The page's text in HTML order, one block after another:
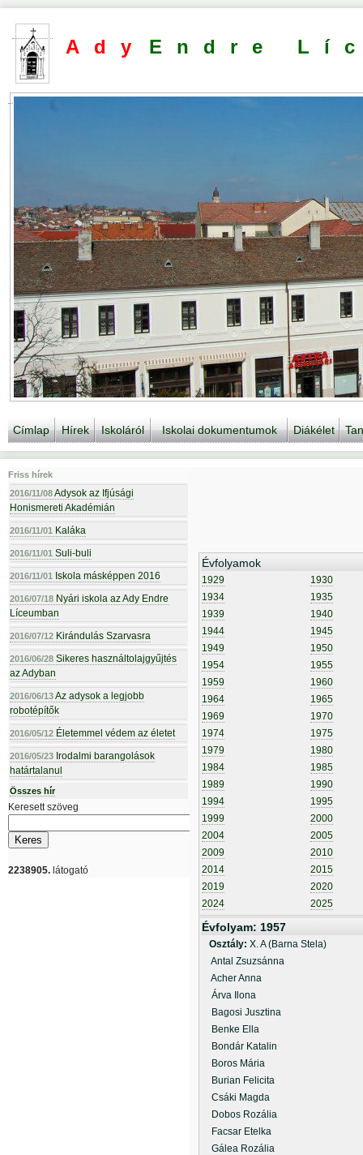
Ady Endre
Címlap Hírek Iskoláról Iskolai dokumentumok Diákélet
Friss hírek
2016/11/08Adysok az Ifjúsági
Honismereti Akadémián
2016/11/01 Kaláka
2016/11/01 Suli-buli
2016/11/01 Iskola másképpen 2016
2016/07/18 Nyári iskola az Ady Endre
Líceumban
2016/07/12 Kirándulás Szarvasra
2016/06/28 Sikeres használtolajgyűjtés
az Adyban
2016/06/13Az adysok a legjobb
robotépítők
2016/05/12 Életemmel védem az életet
2016/05/23 Irodalmi barangolások
határtalanul
Összes hír
Keresett szöveg
2238905. látogató
Évfolyamok
1929
1930
1934
1935
1939
1940
1944
1945
1949
1950
1954
1955
1959
1960
1964
1965
1969
1970
1974
1975
1979
1980
1984
1985
1989
1990
1994
1995
1999
2000
2004
2005
2009
2010
2014
2015
2019
2020
2024
2025
Évfolyam: 1957
Osztály: X. A (Barna Stela)
Antal Zsuzsánna
Acher Anna
Árva Ilona
Bagosi Jusztina
Benke Ella
Bondár Katalin
Boros Mária
Burian Felicita
Csáki Magda
Dobos Rozália
Facsar Etelka
Gálea Rozália